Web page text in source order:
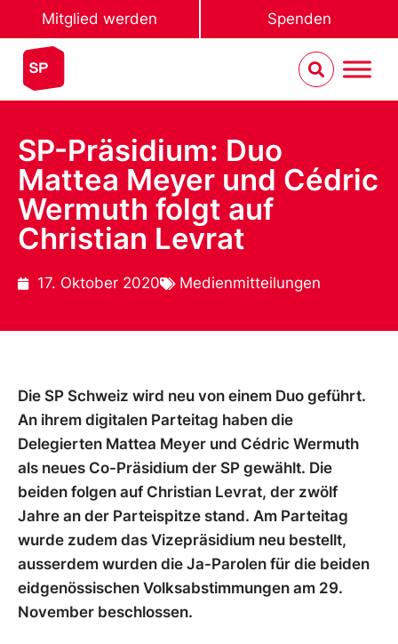
Mitglied werden Spenden
SP-Präsidium: Duo
Mattea Meyer und Cédric
Wermuth folgt auf
Christian Levrat
17. Oktober 2020 Medienmitteilungen
Die SP Schweiz wird neu von einem Duo geführt.
An ihrem digitalen Parteitag haben die
Delegierten Mattea Meyer und Cédric Wermuth
als neues Co-Präsidium der SP gewählt. Die
beiden folgen auf Christian Levrat, der zwölf
Jahre an der Parteispitze stand. Am Parteitag
wurde zudem das Vizepräsidium neu bestellt,
ausserdem wurden die Ja-Parolen für die beiden
eidgenössischen Volksabstimmungen am 29.
November beschlossen.